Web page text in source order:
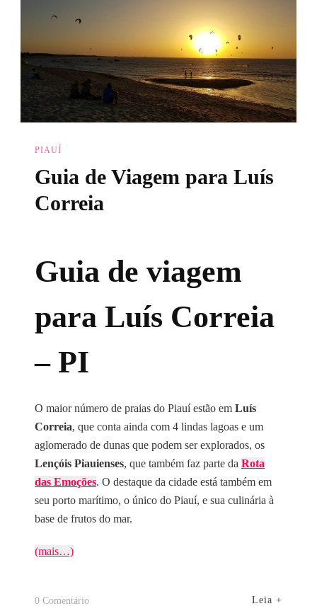
PIAUÍ
Guia de Viagem para Luís
Correia
Guia de viagem
para Luís Correia
– PI
O maior número de praias do Piauí estão em Luís
Correia, que conta ainda com 4 lindas lagoas e um
aglomerado de dunas que podem ser explorados, os
Lençóis Piauienses, que também faz parte da Rota
das Emoções. O destaque da cidade está também em
seu porto marítimo, o único do Piauí, e sua culinária à
base de frutos do mar.
(mais…)
0 ComentárioEm
Leia +